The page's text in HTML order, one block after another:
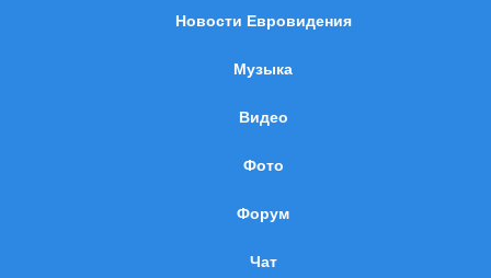
Новости Евровидения
Музыка
Видео
Фото
Форум
Чат